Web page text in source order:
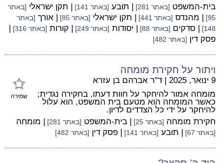
בית-המשפט [באתר 281] | תובע [באתר 141] | תקן ישראלי [באתר
95]
| מהנדס [באתר 441] | תקן ישראלי [באתר 85] | אורך [באתר
148]
| סדקים [באתר 88] | יסודות [באתר 249] | קורות [באתר 316]
|
פסק דין [באתר 482]
ויתור על חקירת מומחה
שמירה
9 ינואר, 2025 | ד"ר אברהם בן עזרא
מומחה אמור להיחקר על חוות דעתו, בחקירה נגדית;
כאשר המומחה הוא מטעם בית המשפט, הוא עלול
להיחקר על ידי כל הצדדים לדיון.
חקירת מומחה [באתר 25] | בית-המשפט [באתר 281] | מומחה
[באתר 67] | תובע [באתר 141] | פסק דין [באתר 482]